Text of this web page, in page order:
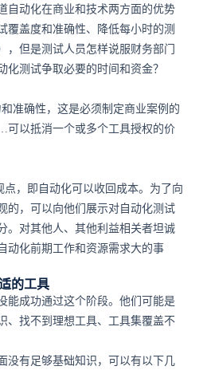
自动化在商业和技术两方面的优势
覆盖度和准确性、降低每小时的测
，但是测试人员怎样说服财务部门
化测试争取必要的时间和资金？
准确性，这是必须制定商业案例的
以抵消一个或多个工具授权的价
点，即自动化可以收回成本。为了向
的，可以向他们展示对自动化测试
。对其他人、其他利益相关者坦诚
动化前期工作和资源需求大的事
的工具
能成功通过这个阶段。他们可能是
、找不到理想工具、工具集覆盖不
没有足够基础知识，可以有以下几